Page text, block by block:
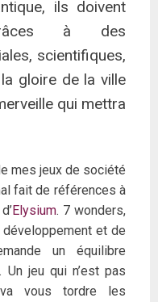
ils doivent
à des
scientifiques,
gloire de la ville
qui mettra
mes jeux de société
fait de références à
Elysium. 7 wonders,
et de
un équilibre
Un jeu qui n’est pas
vous tordre les